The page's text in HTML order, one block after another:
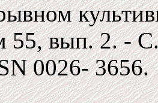
55, вып. 2. -
0026- 3656.